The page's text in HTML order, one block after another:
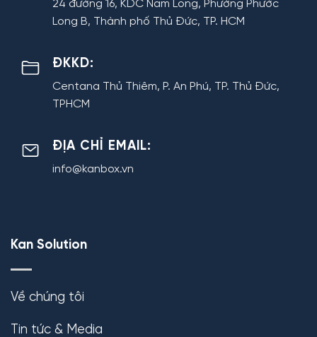
24 đường 16, KDC Nam Long, Phường Phước
Long B, Thành phố Thủ Đức, TP. HCM
ĐKKD:
Centana Thủ Thiêm, P. An Phú, TP. Thủ Đức,
TPHCM
ĐỊA CHỈ EMAIL:
info@kanbox.vn
Kan Solution
Về chúng tôi
Tin tức & Media